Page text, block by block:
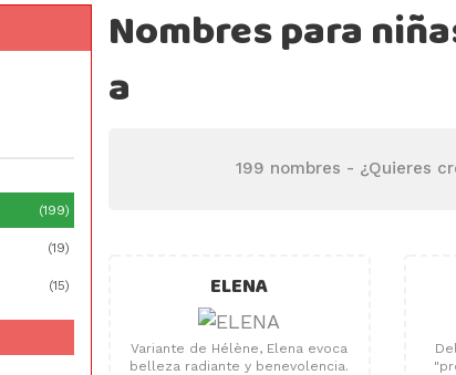
(199)
(19)
(15)
Nombres para
a
199 nombres - ¿Quieres
ELENA
Variante de Hélène, Elena evoca
belleza radiante y benevolencia.